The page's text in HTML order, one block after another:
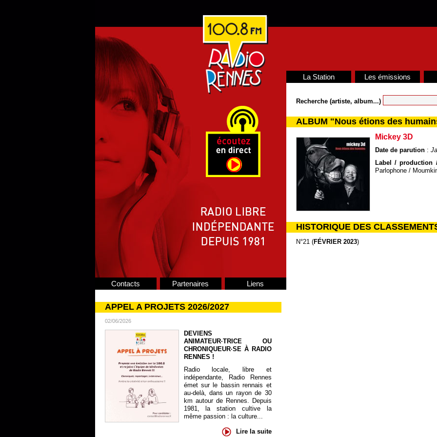
Contacts Partenaires Liens
APPEL A PROJETS 2026/2027
02/06/2026
DEVIENS
ANIMATEUR·TRICE OU
CHRONIQUEUR·SE À RADIO
RENNES !
Radio locale, libre et
indépendante, Radio Rennes
émet sur le bassin rennais et
au-delà, dans un rayon de 30
km autour de Rennes. Depuis
1981, la station cultive la
même passion : la culture...
Lire la suite
La Station Les émissions
Recherche (artiste, album...)
ALBUM "Nous étions des
Mickey 3D
Date de parution:
Label / production
Parlophone /
HISTORIQUE DES
N°21 (FÉVRIER 2023)